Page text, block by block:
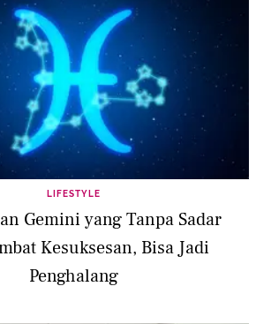
LIFESTYLE
Gemini yang Tanpa Sadar
Kesuksesan, Bisa Jadi
Penghalang